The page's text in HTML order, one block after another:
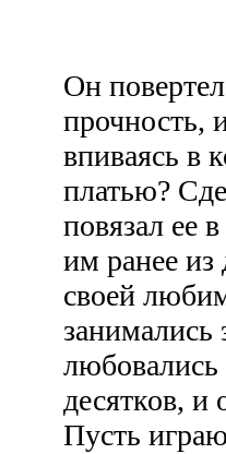
Он
прочность,
впиваясь в
платью?
повязал ее
им ранее из
своей
любовались
десятков, и
Пусть